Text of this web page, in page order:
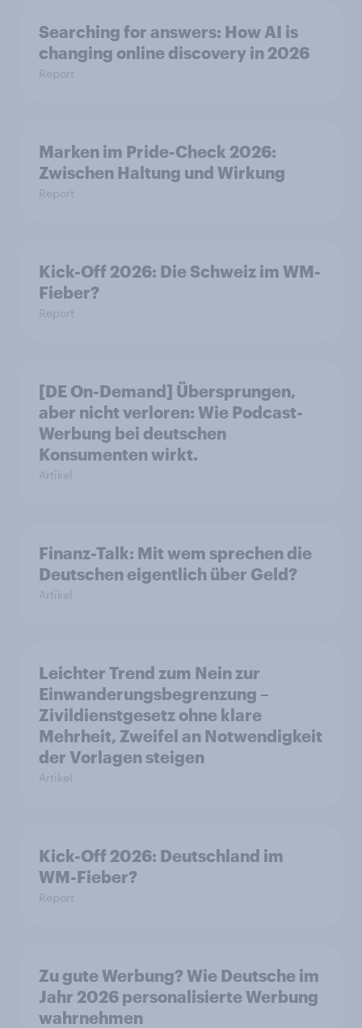
Searching for answers: How AI is
changing online discovery in 2026
Report
Marken im Pride-Check 2026:
Zwischen Haltung und Wirkung
Report
Kick-Off 2026: Die Schweiz im WM-
Fieber?​
Report
[DE On-Demand] Übersprungen,
aber nicht verloren: Wie Podcast-
Werbung bei deutschen
Konsumenten wirkt.
Artikel
Finanz-Talk: Mit wem sprechen die
Deutschen eigentlich über Geld?
Artikel
Leichter Trend zum Nein zur
Einwanderungsbegrenzung –
Zivildienstgesetz ohne klare
Mehrheit, Zweifel an Notwendigkeit
der Vorlagen steigen
Artikel
Kick-Off 2026: Deutschland im
WM-Fieber?
Report
Zu gute Werbung? Wie Deutsche im
Jahr 2026 personalisierte Werbung
wahrnehmen